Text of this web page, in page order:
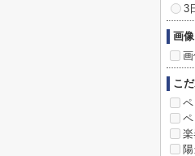
3
画
画
こ